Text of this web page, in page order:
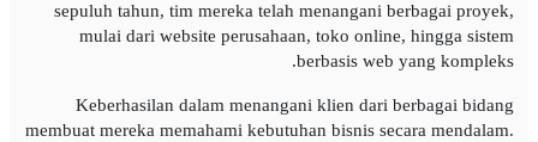
sepuluh tahun, tim mereka telah menangani berbagai proyek,
mulai dari website perusahaan, toko online, hingga sistem
berbasis web yang kompleks.
Keberhasilan dalam menangani klien dari berbagai bidang
membuat mereka memahami kebutuhan bisnis secara mendalam.